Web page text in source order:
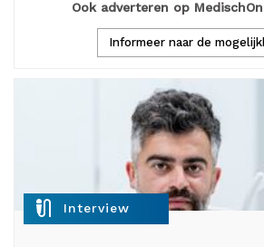
Ook adverteren op
Informeer naar de
mic_external_on Interview